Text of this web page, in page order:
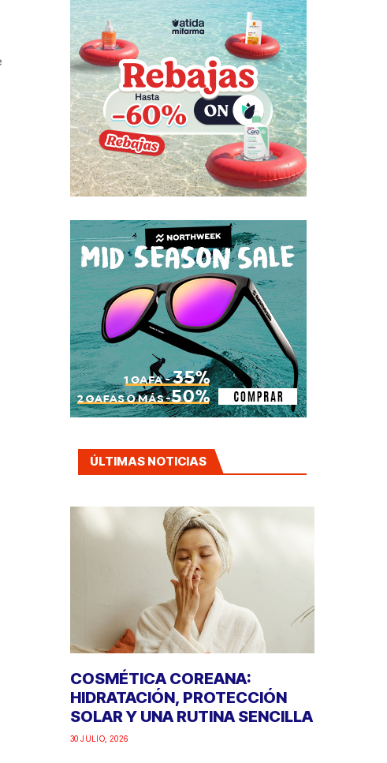
ÚLTIMAS NOTICIAS
COSMÉTICA COREANA:
HIDRATACIÓN, PROTECCIÓN
SOLAR Y UNA RUTINA SENCILLA
30 JULIO, 2026